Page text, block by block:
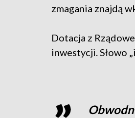
zmagania znajdą
Dotacja z
inwestycji. Słowo